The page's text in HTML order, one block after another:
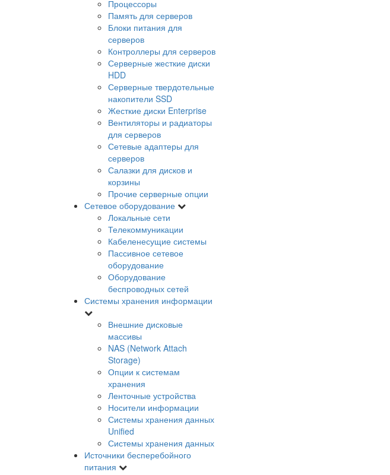
Процессоры
Память для серверов
Блоки питания для
серверов
Контроллеры для серверов
Серверные жесткие диски
HDD
Серверные твердотельные
накопители SSD
Жесткие диски Enterprise
Вентиляторы и радиаторы
для серверов
Сетевые адаптеры для
серверов
Салазки для дисков и
корзины
Прочие серверные опции
Сетевое оборудование
Локальные сети
Телекоммуникации
Кабеленесущие системы
Пассивное сетевое
оборудование
Оборудование
беспроводных сетей
Системы хранения информации
Внешние дисковые
массивы
NAS (Network Attach
Storage)
Опции к системам
хранения
Ленточные устройства
Носители информации
Системы хранения данных
Unified
Системы хранения данных
Источники бесперебойного
питания